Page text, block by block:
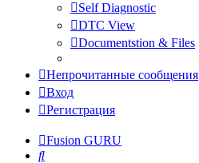
Self Diagnostic
DTC View
Documentstion & Files
Непрочитанные сообщения
Вход
Регистрация
Fusion GURU
Поиск